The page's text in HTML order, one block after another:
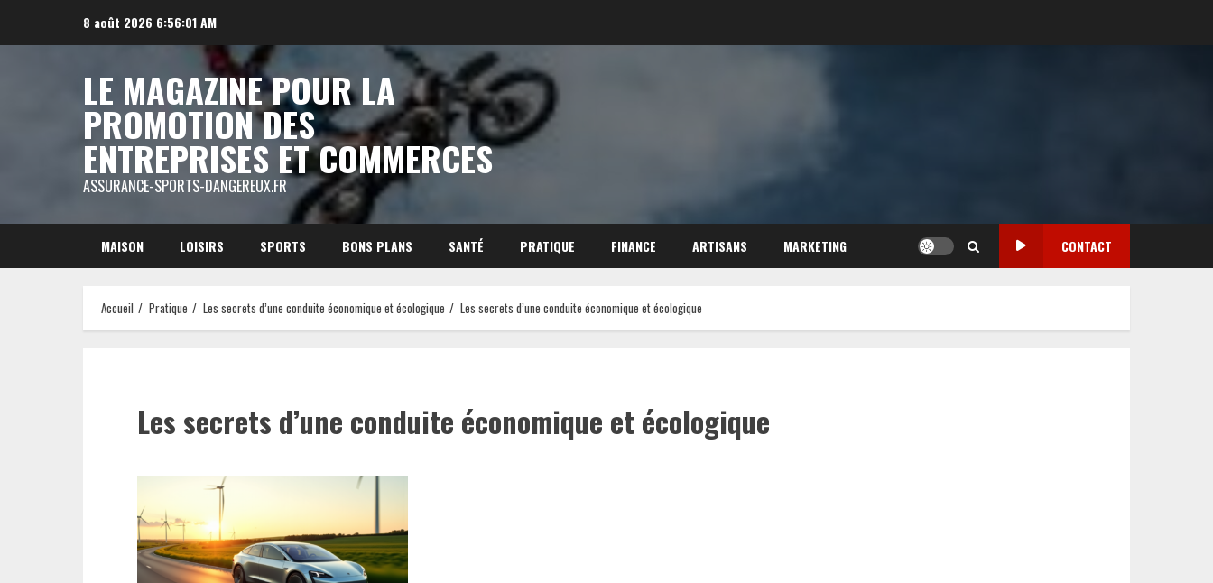
8 août 2026 6:56:02 AM
LE MAGAZINE POUR LA
PROMOTION DES
ENTREPRISES ET COMMERCES
ASSURANCE-SPORTS-DANGEREUX.FR
MAISON LOISIRS SPORTS BONS PLANS SANTÉ PRATIQUE FINANCE ARTISANS MARKETING CONTACT
Accueil Pratique Les secrets d’une conduite économique et écologique Les secrets d’une conduite économique et écologique
Les secrets d’une conduite économique et écologique